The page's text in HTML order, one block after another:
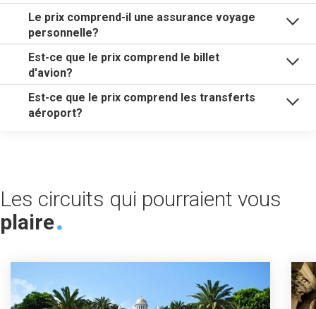
Le prix comprend-il une assurance voyage
personnelle?
Est-ce que le prix comprend le billet
d'avion?
Est-ce que le prix comprend les transferts
aéroport?
Les circuits qui pourraient vous
plaire